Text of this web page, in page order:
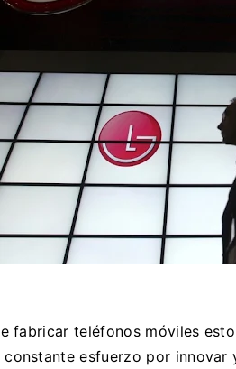
fabricar teléfonos móviles
esfuerzo por innovar